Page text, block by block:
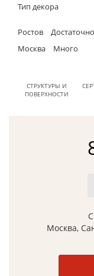
Тип декора
Ростов
Достаточно
Москва
Много
СТРУКТУРЫ И
ПОВЕРХНОСТИ
Москва,